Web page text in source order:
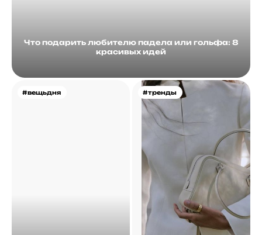
Что подарить любителю падела или гольфа: 8
красивых идей
#вещьдня #тренды